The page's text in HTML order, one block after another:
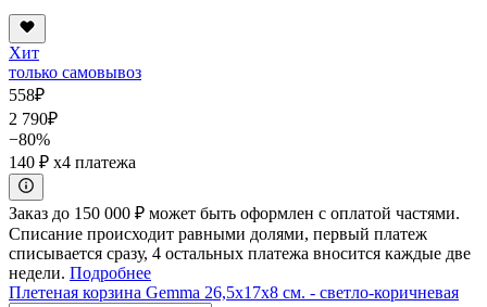
Хит
только самовывоз
558₽
2 790₽
−80%
140 ₽ x4 платежа
Заказ до 150 000 ₽ может быть оформлен с оплатой частями.
Списание происходит равными долями, первый платеж
списывается сразу, 4 остальных платежа вносится каждые две
недели. Подробнее
Плетеная корзина Gemma 26,5x17x8 см. - светло-коричневая